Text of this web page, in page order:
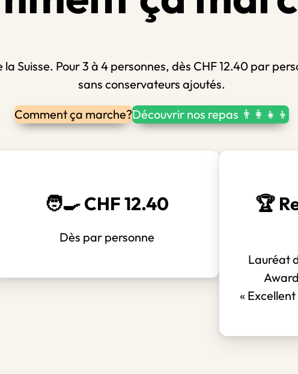
Suisse. Pour 3 à 4 personnes, dès CHF 12.40 par
sans conservateurs ajoutés.
Comment ça marche?Découvrir nos repas 👨‍👩‍👧‍👦
🧑‍🍳 CHF 12.40
Dès par personne
🏆
Lauréat
«